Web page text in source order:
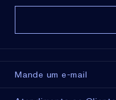
Mande um e-mail